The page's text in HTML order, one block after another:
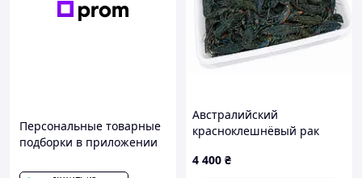
Персональные товарные
подборки в приложении
Австралийский
красноклешнёвый рак
4 400 ₴